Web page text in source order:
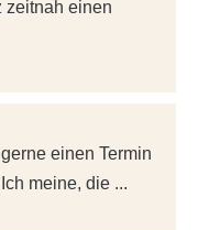
zeitnah einen
einen Termin
meine, die ...